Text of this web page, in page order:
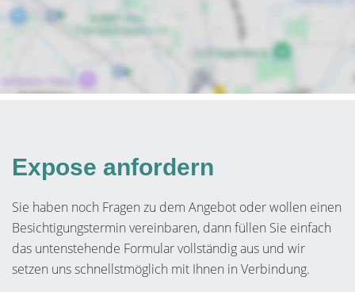
Expose anfordern
Sie haben noch Fragen zu dem Angebot oder wollen einen
Besichtigungstermin vereinbaren, dann füllen Sie einfach
das untenstehende Formular vollständig aus und wir
setzen uns schnellstmöglich mit Ihnen in Verbindung.